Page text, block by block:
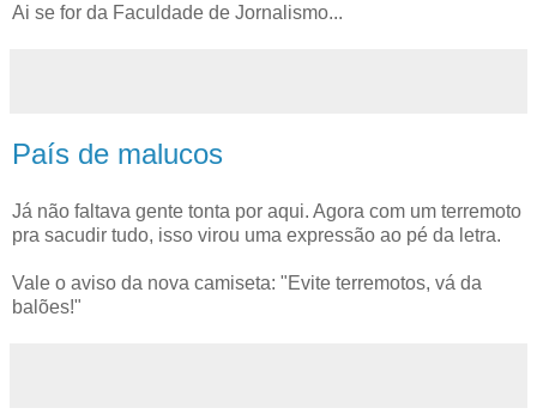
Ai se for da Faculdade de Jornalismo...
País de malucos
Já não faltava gente tonta por aqui. Agora com um terremoto
pra sacudir tudo, isso virou uma expressão ao pé da letra.
Vale o aviso da nova camiseta: "Evite terremotos, vá da
balões!"